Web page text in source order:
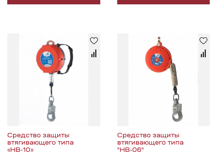
Средство защиты
втягивающего типа
«НВ-10»
Средство защиты
втягивающего типа
"НВ-06"